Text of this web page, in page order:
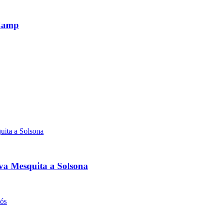
Mesquita a Solsona